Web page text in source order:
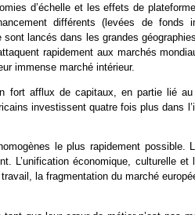
d’échelle et les effets de
différents (levées de fonds
lancés dans les grandes
rapidement aux marchés
immense marché intérieur.
fort afflux de capitaux, en partie lié
investissent quatre fois plus dans
le plus rapidement possible.
L’unification économique, culturelle et
la fragmentation du marché